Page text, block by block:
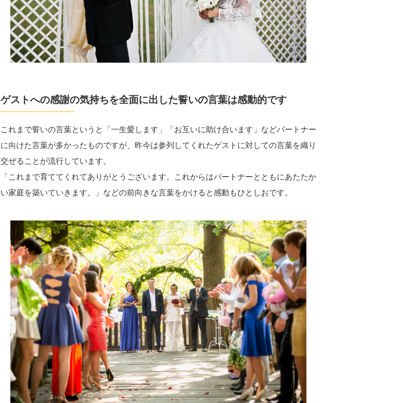
ゲストへの感謝の気持ちを全面に出した誓いの言葉は感動的です
これまで誓いの言葉というと「一生愛します」「お互いに助け合います」などパートナー
に向けた言葉が多かったものですが、昨今は参列してくれたゲストに対しての言葉を織り
交ぜることが流行しています。
「これまで育ててくれてありがとうございます。これからはパートナーとともにあたたか
い家庭を築いていきます。」などの前向きな言葉をかけると感動もひとしおです。